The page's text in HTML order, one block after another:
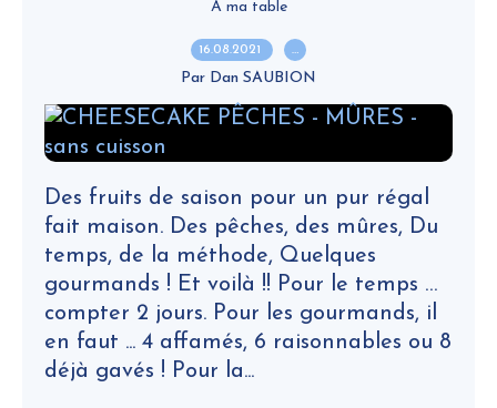
A ma table
16.08.2021 …
Par Dan SAUBION
Des fruits de saison pour un pur régal
fait maison. Des pêches, des mûres, Du
temps, de la méthode, Quelques
gourmands ! Et voilà !! Pour le temps …
compter 2 jours. Pour les gourmands, il
en faut ... 4 affamés, 6 raisonnables ou 8
déjà gavés ! Pour la...